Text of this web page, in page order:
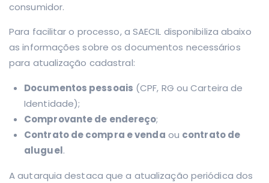
consumidor.
Para facilitar o processo, a SAECIL disponibiliza abaixo
as informações sobre os documentos necessários
para atualização cadastral:
Documentos pessoais (CPF, RG ou Carteira de
Identidade);
Comprovante de endereço;
Contrato de compra e venda ou contrato de
aluguel.
A autarquia destaca que a atualização periódica dos